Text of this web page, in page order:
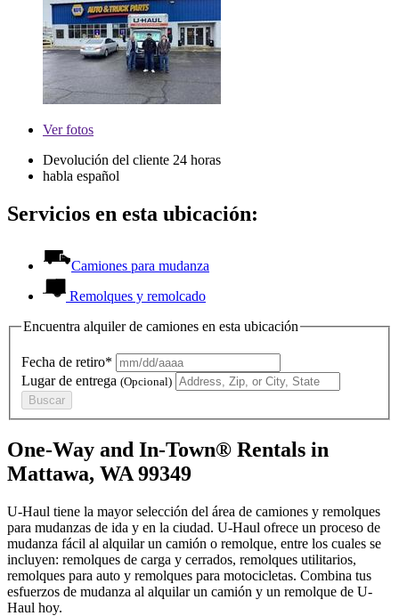
Verfotos
Devolución del cliente 24 horas
habla español
Servicios en esta ubicación:
Camiones para mudanza
Remolques y remolcado
Encuentra alquiler de camiones en esta ubicación
Fecha de retiro*
Lugar de entrega (Opcional)
Buscar
One-Way and In-Town® Rentals in
Mattawa, WA 99349
U-Haul tiene la mayor selección del área de camiones y remolques
para mudanzas de ida y en la ciudad. U-Haul ofrece un proceso de
mudanza fácil al alquilar un camión o remolque, entre los cuales se
incluyen: remolques de carga y cerrados, remolques utilitarios,
remolques para auto y remolques para motocicletas. Combina tus
esfuerzos de mudanza al alquilar un camión y un remolque de U-
Haul hoy.